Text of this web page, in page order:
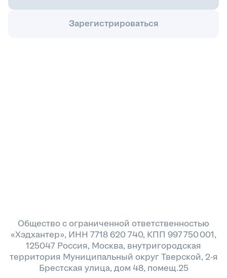
Зарегистрироваться
Общество с ограниченной ответственностью
«Хэдхантер», ИНН 7718 620 740, КПП 997 750 001,
125047 Россия, Москва, внутригородская
территория Муниципальный округ Тверской, 2-я
Брестская улица, дом 48, помещ.25